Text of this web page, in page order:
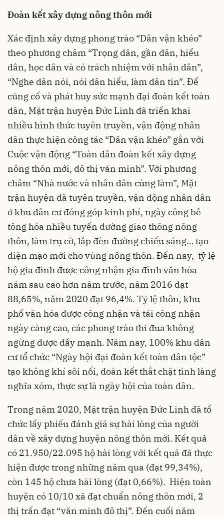
Đoàn kết xây dựng nông thôn mới
Xác định xây dựng phong trào “Dân vận khéo”
theo phương châm “Trọng dân, gần dân, hiểu
dân, học dân và có trách nhiệm với nhân dân”,
“Nghe dân nói, nói dân hiểu, làm dân tin”. Để
củng cố và phát huy sức mạnh đại đoàn kết toàn
dân, Mặt trận huyện Đức Linh đã triển khai
nhiều hình thức tuyên truyền, vận động nhân
dân thực hiện công tác “Dân vận khéo” gắn với
Cuộc vận động “Toàn dân đoàn kết xây dựng
nông thôn mới, đô thị văn minh”. Với phương
châm “Nhà nước và nhân dân cùng làm”, Mặt
trận huyện đã tuyên truyền, vận động nhân dân
ở khu dân cư đóng góp kinh phí, ngày công bê
tông hóa nhiều tuyến đường giao thông nông
thôn, làm trụ cờ, lắp đèn đường chiếu sáng… tạo
diện mạo mới cho vùng nông thôn. Đến nay, tỷ lệ
hộ gia đình được công nhận gia đình văn hóa
năm sau cao hơn năm trước, năm 2016 đạt
88,65%, năm 2020 đạt 96,4%. Tỷ lệ thôn, khu
phố văn hóa được công nhận và tái công nhận
ngày càng cao, các phong trào thi đua không
ngừng được đẩy mạnh. Năm nay, 100% khu dân
cư tổ chức “Ngày hội đại đoàn kết toàn dân tộc”
tạo không khí sôi nổi, đoàn kết thắt chặt tình làng
nghĩa xóm, thực sự là ngày hội của toàn dân.
Trong năm 2020, Mặt trận huyện Đức Linh đã tổ
chức lấy phiếu đánh giá sự hài lòng của người
dân về xây dựng huyện nông thôn mới. Kết quả
có 21.950/22.095 hộ hài lòng với kết quả đã thực
hiện được trong những năm qua (đạt 99,34%),
còn 145 hộ chưa hài lòng (đạt 0,66%). Hiện toàn
huyện có 10/10 xã đạt chuẩn nông thôn mới, 2
thị trấn đạt “văn minh đô thị”. Đến cuối năm